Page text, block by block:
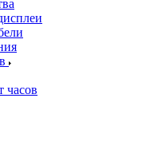
и накладки